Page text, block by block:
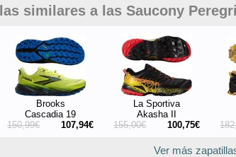
similares a las Saucony
Brooks
Cascadia 19
150,99€
107,94€
La Sportiva
Akasha II
155,00€
100,75€
Ver más